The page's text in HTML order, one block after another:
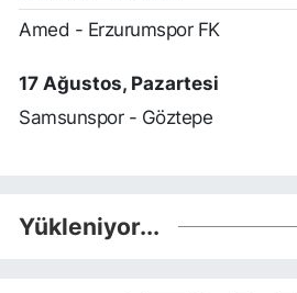
Amed - Erzurumspor FK
17 Ağustos, Pazartesi
Samsunspor - Göztepe
Yükleniyor...